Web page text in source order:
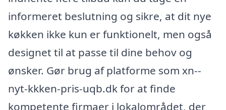
informeret beslutning og sikre, at dit nye
køkken ikke kun er funktionelt, men også
designet til at passe til dine behov og
ønsker. Gør brug af platforme som xn--
nyt-kkken-pris-uqb.dk for at finde
kompetente firmaer i lokalområdet, der